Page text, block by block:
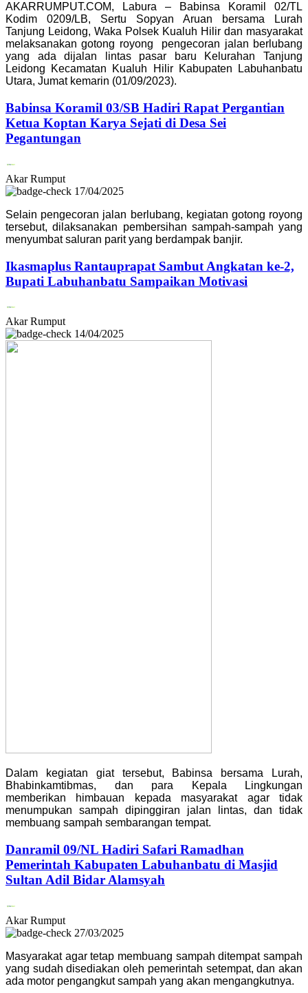
AKARRUMPUT.COM, Labura – Babinsa Koramil 02/TL
Kodim 0209/LB, Sertu Sopyan Aruan bersama Lurah
Tanjung Leidong, Waka Polsek Kualuh Hilir dan masyarakat
melaksanakan gotong royong pengecoran jalan berlubang
yang ada dijalan lintas pasar baru Kelurahan Tanjung
Leidong Kecamatan Kualuh Hilir Kabupaten Labuhanbatu
Utara, Jumat kemarin (01/09/2023).
Babinsa Koramil 03/SB Hadiri Rapat Pergantian
Ketua Koptan Karya Sejati di Desa Sei
Pegantungan
Akar Rumput
17/04/2025
Selain pengecoran jalan berlubang, kegiatan gotong royong
tersebut, dilaksanakan pembersihan sampah-sampah yang
menyumbat saluran parit yang berdampak banjir.
Ikasmaplus Rantauprapat Sambut Angkatan ke-2,
Bupati Labuhanbatu Sampaikan Motivasi
Akar Rumput
14/04/2025
Dalam kegiatan giat tersebut, Babinsa bersama Lurah,
Bhabinkamtibmas, dan para Kepala Lingkungan
memberikan himbauan kepada masyarakat agar tidak
menumpukan sampah dipinggiran jalan lintas, dan tidak
membuang sampah sembarangan tempat.
Danramil 09/NL Hadiri Safari Ramadhan
Pemerintah Kabupaten Labuhanbatu di Masjid
Sultan Adil Bidar Alamsyah
Akar Rumput
27/03/2025
Masyarakat agar tetap membuang sampah ditempat sampah
yang sudah disediakan oleh pemerintah setempat, dan akan
ada motor pengangkut sampah yang akan mengangkutnya.